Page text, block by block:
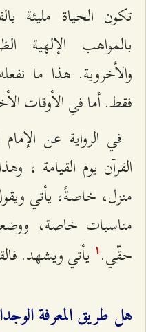
تكون الحياة مليئة
بالمواهب الإلهية
والأخروية. هذا ما
فقط. أما في الأوقات
في الرواية عن
القرآن يوم القيامة ،
منزل، خاصةً، يأتي
مناسبات خاصة،
حقّي. ۱ يأتي ويشهد.
هل طريق المعرفة